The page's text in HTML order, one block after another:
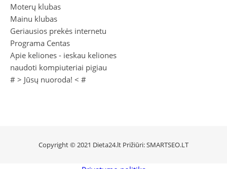
Moterų klubas
Mainu klubas
Geriausios prekės internetu
Programa Centas
Apie keliones - ieskau keliones
naudoti kompiuteriai pigiau
# > Jūsų nuoroda! < #
Copyright © 2021 Dieta24.lt Prižiūri:SMARTSEO.LT